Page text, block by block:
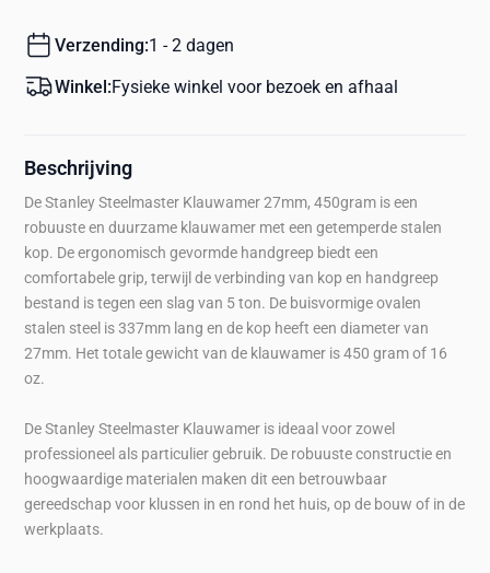
Verzending:1 - 2 dagen
Winkel:Fysieke winkel voor bezoek en afhaal
Beschrijving
De Stanley Steelmaster Klauwamer 27mm, 450gram is een
robuuste en duurzame klauwamer met een getemperde stalen
kop. De ergonomisch gevormde handgreep biedt een
comfortabele grip, terwijl de verbinding van kop en handgreep
bestand is tegen een slag van 5 ton. De buisvormige ovalen
stalen steel is 337mm lang en de kop heeft een diameter van
27mm. Het totale gewicht van de klauwamer is 450 gram of 16
oz.
De Stanley Steelmaster Klauwamer is ideaal voor zowel
professioneel als particulier gebruik. De robuuste constructie en
hoogwaardige materialen maken dit een betrouwbaar
gereedschap voor klussen in en rond het huis, op de bouw of in de
werkplaats.